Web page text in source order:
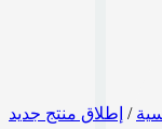
/ إطلاق منتج جديد